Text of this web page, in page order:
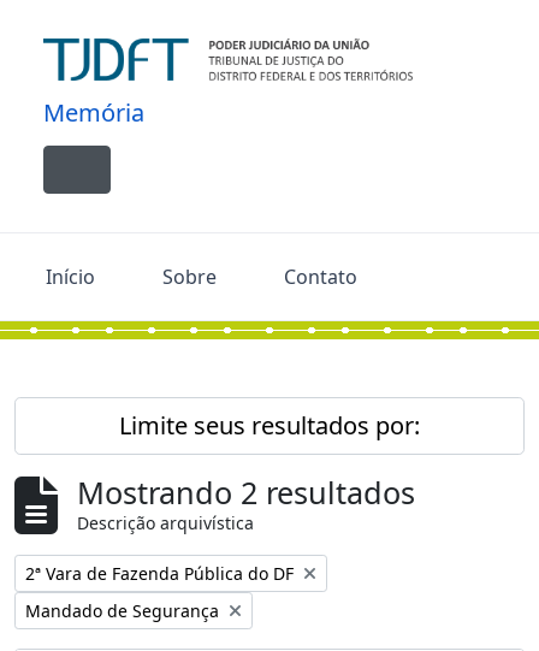
Memória
Toggle navigation
Início Sobre Contato
Limite seus resultados por:
Mostrando 2 resultados
Descrição arquivística
Remover filtro:
2ª Vara de Fazenda Pública do DF
Remover filtro:
Mandado de Segurança